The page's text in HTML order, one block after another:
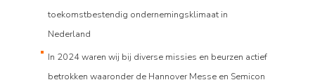
toekomstbestendig ondernemingsklimaat in
Nederland
In 2024 waren wij bij diverse missies en beurzen actief
betrokken waaronder de Hannover Messe en Semicon